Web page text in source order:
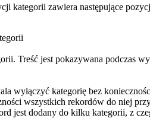
kategorii zawiera następujące
Treść jest pokazywana podczas
wyłączyć kategorię bez
wszystkich rekordów do niej
jest dodany do kilku kategorii, z